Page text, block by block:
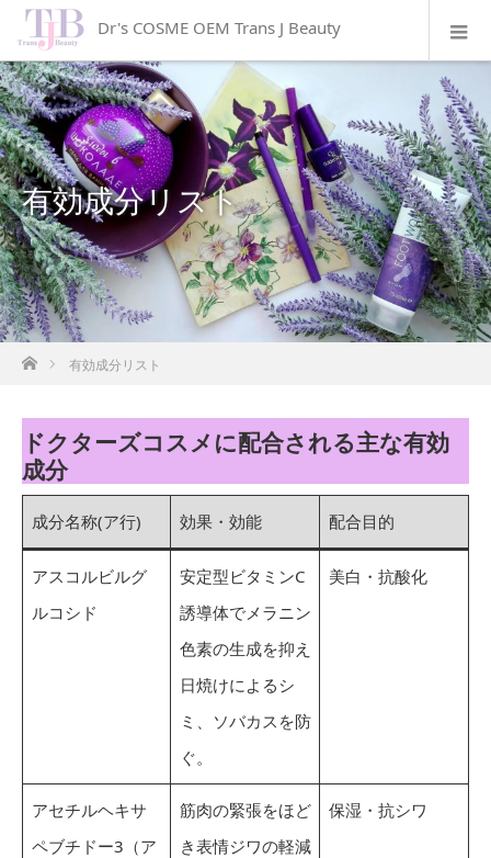
Dr's COSME OEM Trans J Beauty
有効成分リスト
ホーム有効成分リスト
ドクターズコスメに配合される主な有効
成分
成分名称(ア行) 効果・効能 配合目的
アスコルビルグ
ルコシド
安定型ビタミンC
誘導体でメラニン
色素の生成を抑え
日焼けによるシ
ミ、ソバカスを防
ぐ。
美白・抗酸化
アセチルヘキサ
ペブチドー3（ア
筋肉の緊張をほど
き表情ジワの軽減
保湿・抗シワ